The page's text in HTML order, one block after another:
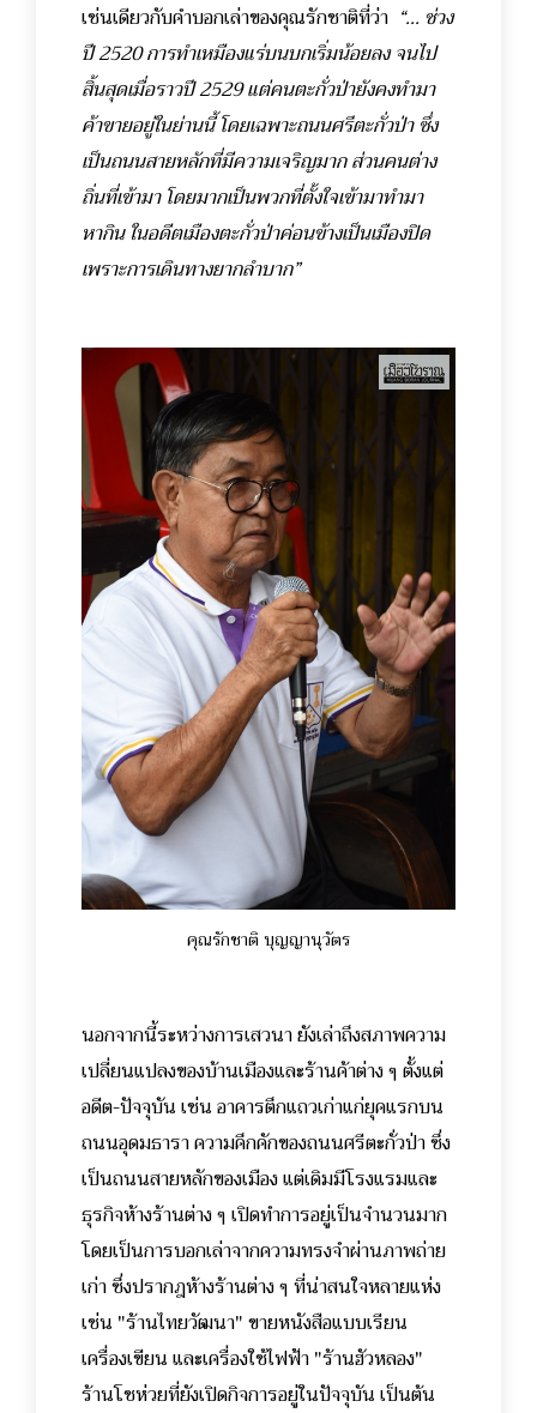
เช่นเดียวกับคำบอกเล่าของคุณรักชาติที่ว่า “... ช่วง
ปี 2520 การทำเหมืองแร่บนบกเริ่มน้อยลง จนไป
สิ้นสุดเมื่อราวปี 2529 แต่คนตะกั่วป่ายังคงทำมา
ค้าขายอยู่ในย่านนี้ โดยเฉพาะถนนศรีตะกั่วป่า ซึ่ง
เป็นถนนสายหลักที่มีความเจริญมาก ส่วนคนต่าง
ถิ่นที่เข้ามา โดยมากเป็นพวกที่ตั้งใจเข้ามาทำมา
หากิน ในอดีตเมืองตะกั่วป่าค่อนข้างเป็นเมืองปิด
เพราะการเดินทางยากลำบาก”
คุณรักชาติ บุญญานุวัตร
นอกจากนี้ระหว่างการเสวนา ยังเล่าถึงสภาพความ
เปลี่ยนแปลงของบ้านเมืองและร้านค้าต่าง ๆ ตั้งแต่
อดีต-ปัจจุบัน เช่น อาคารตึกแถวเก่าแก่ยุคแรกบน
ถนนอุดมธารา ความคึกคักของถนนศรีตะกั่วป่า ซึ่ง
เป็นถนนสายหลักของเมือง แต่เดิมมีโรงแรมและ
ธุรกิจห้างร้านต่าง ๆ เปิดทำการอยู่เป็นจำนวนมาก
โดยเป็นการบอกเล่าจากความทรงจำผ่านภาพถ่าย
เก่า ซึ่งปรากฎห้างร้านต่าง ๆ ที่น่าสนใจหลายแห่ง
เช่น "ร้านไทยวัฒนา" ขายหนังสือแบบเรียน
เครื่องเขียน และเครื่องใช้ไฟฟ้า "ร้านฮัวหลอง"
ร้านโชห่วยที่ยังเปิดกิจการอยู่ในปัจจุบัน เป็นต้น